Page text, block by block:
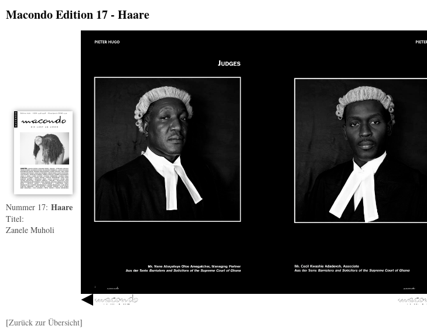
Macondo Edition 17 - Haare
Nummer 17: Haare
Titel:
Zanele Muholi
[Zurück zur Übersicht]